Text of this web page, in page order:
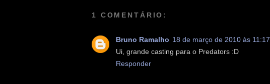
1 COMENTÁRIO:
Bruno Ramalho 18 de março de 2010 às 11:17
Ui, grande casting para o Predators :D
Responder